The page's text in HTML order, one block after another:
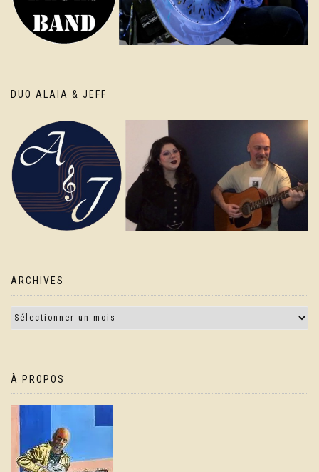
DUO ALAIA & JEFF
ARCHIVES
À PROPOS